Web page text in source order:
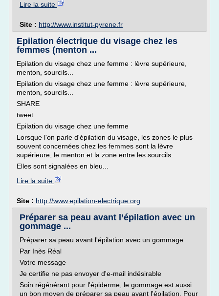
Lire la suite
Site : http://www.institut-pyrene.fr
Epilation électrique du visage chez les
femmes (menton ...
Epilation du visage chez une femme : lèvre supérieure,
menton, sourcils...
Epilation du visage chez une femme : lèvre supérieure,
menton, sourcils...
SHARE
tweet
Epilation du visage chez une femme
Lorsque l'on parle d'épilation du visage, les zones le plus
souvent concernées chez les femmes sont la lèvre
supérieure, le menton et la zone entre les sourcils.
Elles sont signalées en bleu...
Lire la suite
Site : http://www.epilation-electrique.org
Préparer sa peau avant l’épilation avec un
gommage ...
Préparer sa peau avant l'épilation avec un gommage
Par Inès Réal
Votre message
Je certifie ne pas envoyer d'e-mail indésirable
Soin régénérant pour l'épiderme, le gommage est aussi
un bon moyen de préparer sa peau avant l'épilation. Pour